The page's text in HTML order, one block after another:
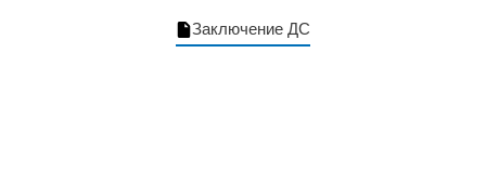
Заключение ДС